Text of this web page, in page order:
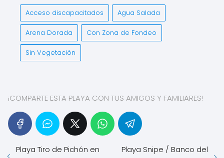
Acceso discapacitados Agua Salada
Arena Dorada Con Zona de Fondeo
Sin Vegetación
¡COMPARTE ESTA PLAYA CON TUS AMIGOS Y FAMILIARES!
Playa Tiro de Pichón en
Playa Snipe / Banco del